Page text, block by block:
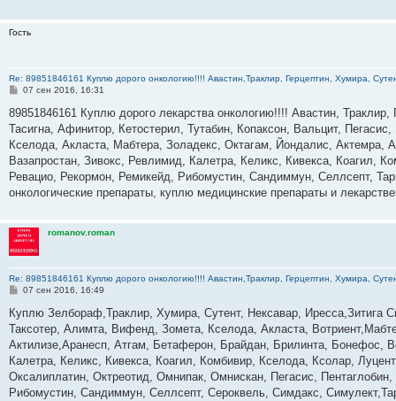
Гость
Re: 89851846161 Куплю дорого онкологию!!!! Авастин,Траклир, Герцептин, Хумира,
С
о
щ
е
и
е
07 сен 2016, 16:31
89851846161 Куплю дорого лекарства онкологию!!!! Авастин,
Тасигна, Афинитор, Кетостерил, Тутабин, Копаксон, Вальцит,
Кселода, Акласта, Мабтера, Золадекс, Октагам, Йондалис, Актемра,
Вазапростан, Зивокс, Ревлимид, Калетра, Келикс, Кивекса, Коагил,
Ревацио, Рекормон, Ремикейд, Рибомустин, Сандиммун, Селлсепт,
онкологические препараты, куплю медицинские препараты и
romanov.roman
Re: 89851846161 Куплю дорого онкологию!!!! Авастин,Траклир, Герцептин, Хумира,
С
о
б
щ
е
и
е
07 сен 2016, 16:49
Куплю Зелбораф,Траклир, Хумира, Сутент, Нексавар, Иресса,Зитига
Таксотер, Алимта, Вифенд, Зомета, Кселода, Акласта,
Актилизе,Аранесп, Атгам, Бетаферон, Брайдан, Брилинта, Бонефос,
Калетра, Келикс, Кивекса, Коагил, Комбивир, Кселода, Ксолар,
Оксалиплатин, Октреотид, Омнипак, Омнискан, Пегасис,
Рибомустин, Сандиммун, Селлсепт, Сероквель, Симдакс,